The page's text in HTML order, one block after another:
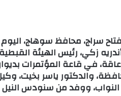
زكي، رئيس الهيئة القبطية
في قاعة المؤتمرات
والدكتور ياسر بخيت، وكيل
ووفد من سنودس